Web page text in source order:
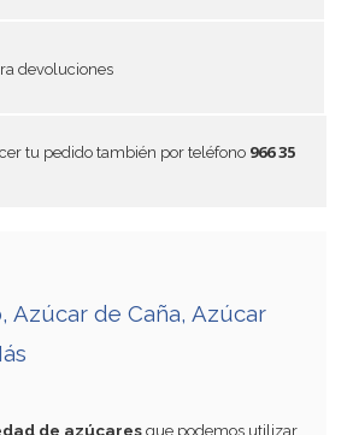
devoluciones
tu pedido también por teléfono 966 35
Azúcar de Caña, Azúcar
de azúcaresque podemos utilizar